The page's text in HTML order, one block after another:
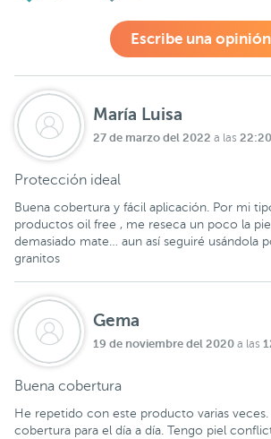
Escribe una opinión
María Luisa
27 de marzo del 2022 a las
Protección ideal
Buena cobertura y fácil aplicación. Por mi
productos oil free , me reseca un poco la
demasiado mate… aun así seguiré usándola
granitos
Gema
19 de noviembre del 2020 a las
Buena cobertura
He repetido con este producto varias veces.
cobertura para el día a día. Tengo piel